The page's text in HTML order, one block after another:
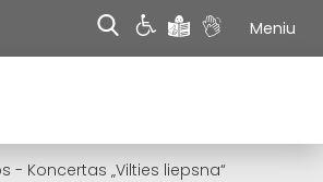
Meniu
- Koncertas „Vilties liepsna“